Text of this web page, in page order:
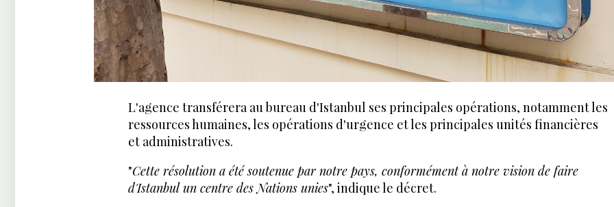
L'agence transférera au bureau d'Istanbul ses principales opérations, notamment les
ressources humaines, les opérations d'urgence et les principales unités financières
et administratives.
"Cette résolution a été soutenue par notre pays, conformément à notre vision de faire
d'Istanbul un centre des Nations unies", indique le décret.